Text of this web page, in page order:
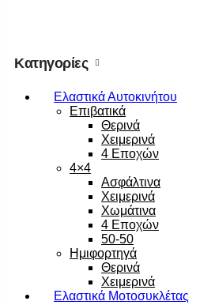
Κατηγορίες
Ελαστικά Αυτοκινήτου
Επιβατικά
Θερινά
Χειμερινά
4 Εποχών
4×4
Ασφάλτινα
Χειμερινά
Χωμάτινα
4 Εποχών
50-50
Ημιφορτηγά
Θερινά
Χειμερινά
Ελαστικά Μοτοσυκλέτας